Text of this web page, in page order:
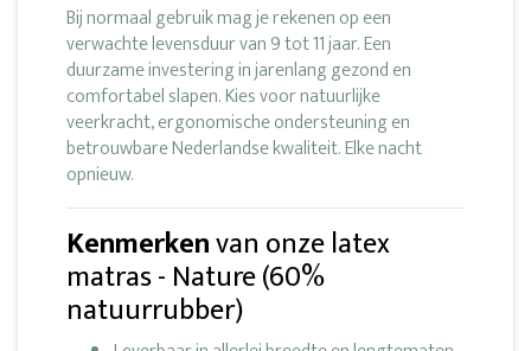
Bij normaal gebruik mag je rekenen op een
verwachte levensduur van 9 tot 11 jaar. Een
duurzame investering in jarenlang gezond en
comfortabel slapen. Kies voor natuurlijke
veerkracht, ergonomische ondersteuning en
betrouwbare Nederlandse kwaliteit. Elke nacht
opnieuw.
Kenmerkenvan onze latex
matras - Nature (60%
natuurrubber)